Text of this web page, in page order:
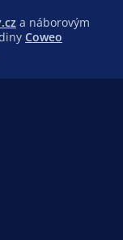
a náborovým
Coweo